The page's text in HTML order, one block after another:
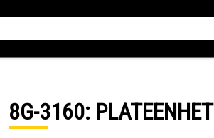
8G-3160: PLATEENHET